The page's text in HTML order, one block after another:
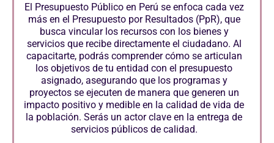
El Presupuesto Público en Perú se enfoca cada vez
más en el Presupuesto por Resultados (PpR), que
busca vincular los recursos con los bienes y
servicios que recibe directamente el ciudadano. Al
capacitarte, podrás comprender cómo se articulan
los objetivos de tu entidad con el presupuesto
asignado, asegurando que los programas y
proyectos se ejecuten de manera que generen un
impacto positivo y medible en la calidad de vida de
la población. Serás un actor clave en la entrega de
servicios públicos de calidad.